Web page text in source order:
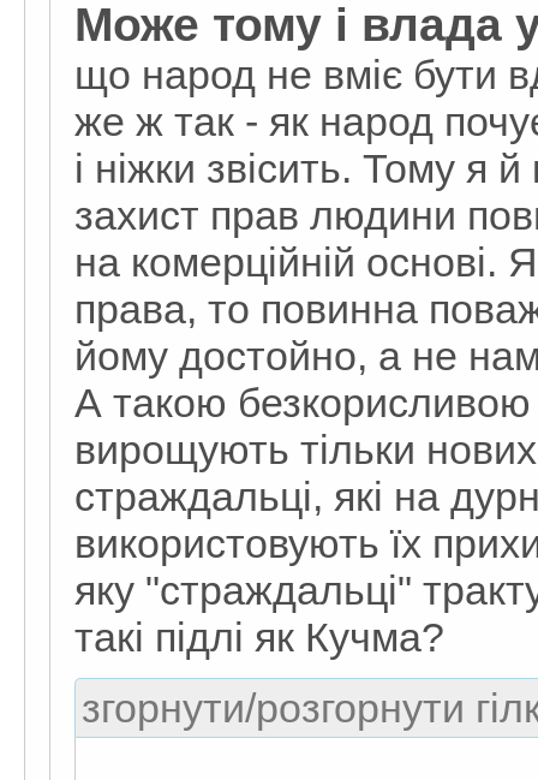
Може тому і влада
що народ не вміє бути
же ж так - як народ
і ніжки звісить. Тому я
захист прав людини
на комерційній основі.
права, то повинна
йому достойно, а не
А такою безкорисливою
вирощують тільки
страждальці, які на
використовують їх
яку "страждальці"
такі підлі як Кучма?
згорнути/розгорнути